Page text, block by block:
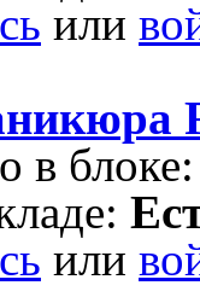
или
в
или